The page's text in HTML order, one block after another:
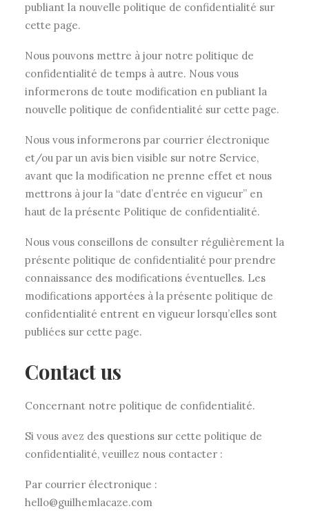
publiant la nouvelle politique de confidentialité sur
cette page.
Nous pouvons mettre à jour notre politique de
confidentialité de temps à autre. Nous vous
informerons de toute modification en publiant la
nouvelle politique de confidentialité sur cette page.
Nous vous informerons par courrier électronique
et/ou par un avis bien visible sur notre Service,
avant que la modification ne prenne effet et nous
mettrons à jour la “date d’entrée en vigueur” en
haut de la présente Politique de confidentialité.
Nous vous conseillons de consulter régulièrement la
présente politique de confidentialité pour prendre
connaissance des modifications éventuelles. Les
modifications apportées à la présente politique de
confidentialité entrent en vigueur lorsqu’elles sont
publiées sur cette page.
Contact us
Concernant notre politique de confidentialité.
Si vous avez des questions sur cette politique de
confidentialité, veuillez nous contacter :
Par courrier électronique :
hello@guilhemlacaze.com